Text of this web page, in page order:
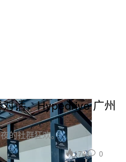
话，Hypedrive 广州
的社群狂欢。
174 0